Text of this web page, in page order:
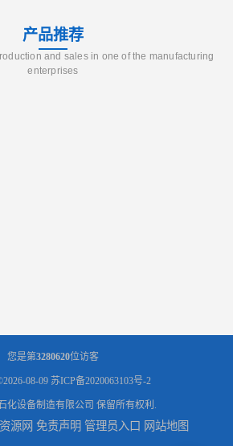
产品推荐
and sales in one of the manufacturing
enterprises
您是第3280620位访客
08-09 苏ICP备2020063103号-2
化设备制造有限公司 保留所有权利.
源网 免责声明 管理员入口 网站地图